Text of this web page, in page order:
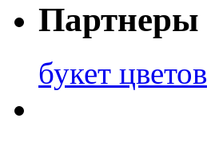
Партнеры
букет цветов